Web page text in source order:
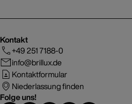
Kontakt
+49 251 7188-0
info@brillux.de
Kontaktformular
Niederlassung finden
Folge uns!